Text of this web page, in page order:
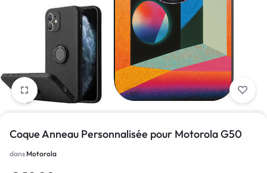
1/1
Coque Anneau Personnalisée pour Motorola G50
dans Motorola